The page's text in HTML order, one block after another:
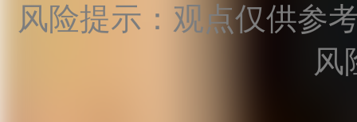
风险提示：观点仅供参
风